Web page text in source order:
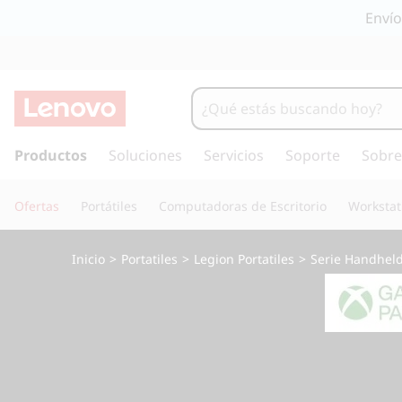
n
o
v
o
r
c
o
Productos Soluciones Servicios Soporte
Ofertas Portátiles Computadoras de Escritorio
Inicio > Portatiles > Legion Portatiles > Serie Handheld